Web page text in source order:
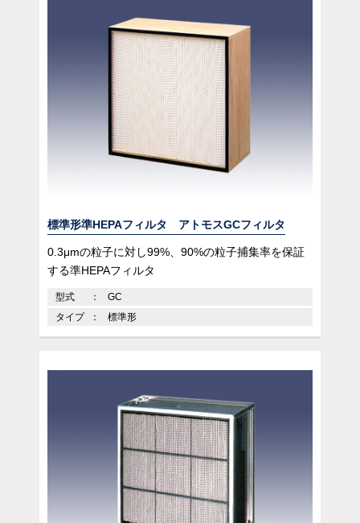
標準形準HEPAフィルタ アトモスGCフィルタ
0.3μmの粒子に対し99%、90%の粒子捕集率を保証
する準HEPAフィルタ
型式
GC
タイプ
標準形